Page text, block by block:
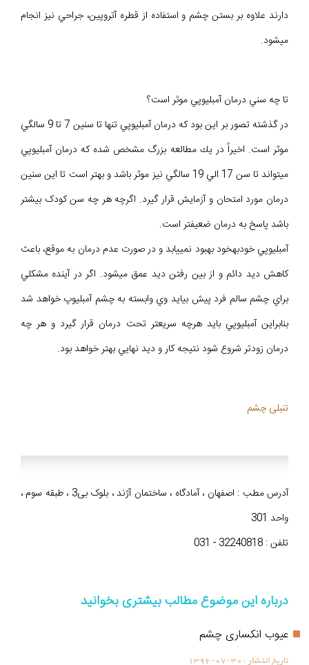
دارند علاوه بر بستن چشم و استفاده از قطره آتروپين، جراحي نيز انجام
ميشود.
تا چه سني درمان آمبليوپي موثر است؟
در گذشته تصور بر اين بود كه درمان آمبليوپي تنها تا سنين 7 تا 9 سالگي
موثر است. اخيراً در يك مطالعه بزرگ مشخص شده كه درمان آمبليوپي
ميتواند تا سن 17 الي 19 سالگي نيز موثر باشد و بهتر است تا اين سنين
درمان مورد امتحان و آزمايش قرار گيرد. اگرچه هر چه سن کودک بیشتر
باشد پاسخ به درمان ضعیفتر است.
آمبليوپي خودبهخود بهبود نمييابد و در صورت عدم درمان به موقع، باعث
كاهش ديد دائم و از بين رفتن ديد عمق ميشود. اگر در آينده مشكلي
براي چشم سالم فرد پيش بيايد وي وابسته به چشم آمبليوپ خواهد شد
بنابراين آمبليوپي بايد هرچه سريعتر تحت درمان قرار گيرد و هر چه
درمان زودتر شروع شود نتيجه كار و ديد نهايي بهتر خواهد بود.
تنبلی چشم
آدرس مطب : اصفهان ، آمادگاه ، ساختمان آژند ، بلوک بی3 ، طبقه سوم ،
واحد 301
تلفن : 32240818 - 031
درباره این موضوع مطالب بیشتری بخوانید
عیوب انکساری چشم
تاریخ انتشار :1396-07-30